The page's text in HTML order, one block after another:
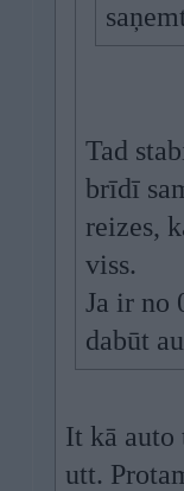
Tad
brīdī
reizes,
viss.
Ja ir no
dabūt
It kā auto
utt.